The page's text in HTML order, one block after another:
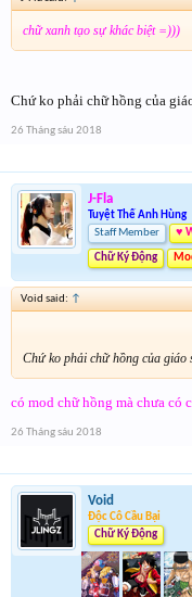
chữ xanh tạo sự khác biệt =)))
Chứ ko phải chữ hồng của
26 Tháng sáu 2018
J-Fla
Tuyệt Thế Anh Hùng
Staff Member
♥
Chữ Ký Động
Void said: ↑
Chứ ko phải chữ hồng của giáo
có mod chữ hồng mà chưa có
26 Tháng sáu 2018
Void
Độc Cô Cầu Bại
Chữ Ký Động